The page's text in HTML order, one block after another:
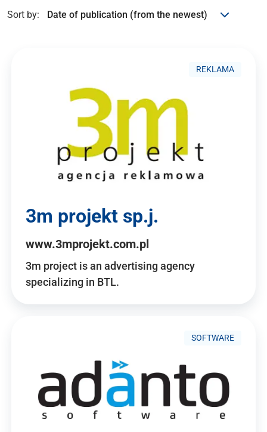
Sort by:
REKLAMA
3m projekt sp.j.
www.3mprojekt.com.pl
3m project is an advertising agency
specializing in BTL.
SOFTWARE